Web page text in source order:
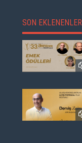
SON EKLENENLER